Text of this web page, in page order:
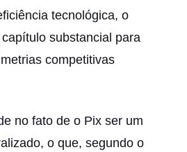
tecnológica, o
substancial para
competitivas
no fato de o Pix ser um
o que, segundo o